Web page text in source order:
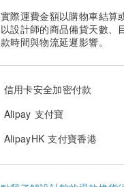
實際運費金額以購物車結算
以設計師的商品備貨天數、
款時間與物流延遲影響。
信用卡安全加密付款
Alipay 支付寶
AlipayHK 支付寶香港